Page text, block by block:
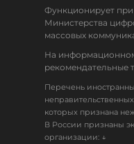
Функционирует
Министерства
массовых
На
рекомендательные
Перечень
которых признана
В России признаны
организации: ↓